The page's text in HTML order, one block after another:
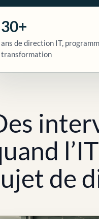
30+
ans de direction IT,
transformation
de